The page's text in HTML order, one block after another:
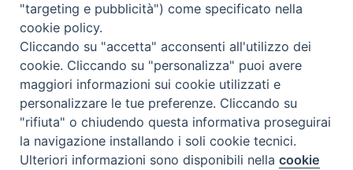
sede: Casa Sant'Andrea
via Valmarana, 20 – 35133 Padova
instagram:@casasantandreapadova
e mail:casasantandreapadova@gmail.com
Copyright© ChiesadiPadova2022 Privacy Policy
Preferenze Cookie
"targeting e pubblicità") come specificato nella
cookie policy.
Cliccando su "accetta" acconsenti all'utilizzo dei
cookie. Cliccando su "personalizza" puoi avere
maggiori informazioni sui cookie utilizzati e
personalizzare le tue preferenze. Cliccando su
"rifiuta" o chiudendo questa informativa proseguirai
la navigazione installando i soli cookie tecnici.
Ulteriori informazioni sono disponibili nellacookie